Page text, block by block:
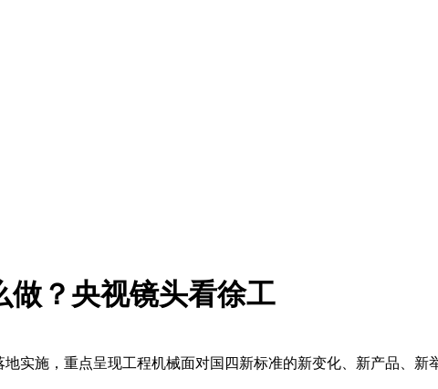
做？央视镜头看徐工
施，重点呈现工程机械面对国四新标准的新变化、新产品、新